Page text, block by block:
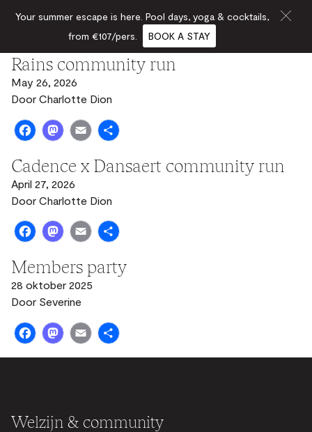
Rains community run
May 26, 2026
Door Charlotte Dion
Facebook
Mastodon
Email
Cadence x Dansaert community run
April 27, 2026
Door Charlotte Dion
Facebook
Mastodon
Email
Members party
28 oktober 2025
Door Severine
Facebook
Mastodon
Email
Welzijn & community
Your summer escape is here. Pool days, yoga & cocktails,
from €107/pers.
BOOK A STAY